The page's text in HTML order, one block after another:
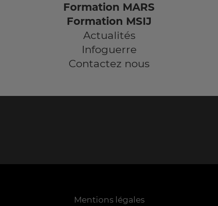
Formation MARS
Formation MSIJ
Actualités
Infoguerre
Contactez nous
Mentions légales